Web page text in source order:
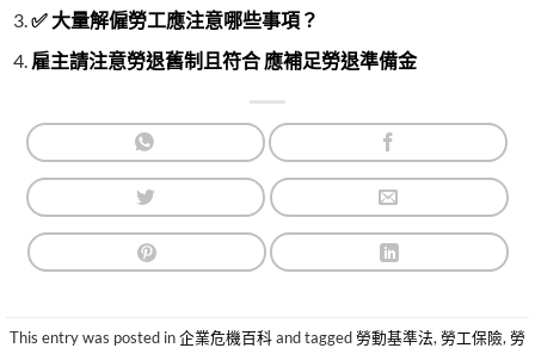
✅ 大量解僱勞工應注意哪些事項？
雇主請注意勞退舊制且符合 應補足勞退準備金
This entry was posted in企業危機百科and tagged勞動基準法, 勞工保險, 勞